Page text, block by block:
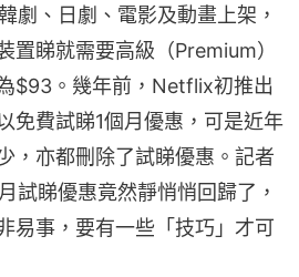
劇、日劇、電影及動畫上架，
置睇就需要高級（Premium）
$93。幾年前，Netflix初推出
免費試睇1個月優惠，可是近年
，亦都刪除了試睇優惠。記者
試睇優惠竟然靜悄悄回歸了，
易事，要有一些「技巧」才可